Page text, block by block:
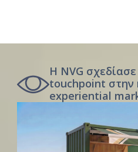
Η NVG
touchpoint στην
experiential